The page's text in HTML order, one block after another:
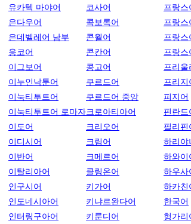
유카텍 마야어
은다우어
은데벨레어 남부
응코어
이그보어
이누인낙툰어
이눅티투트어
이눅티투트어 로마자
이도어
이디시어
이반어
이탈리아어
인구시어
인도네시아어
인터링구아어
코사어
콕보록어
콘월어
콘칸어
콩고어
쿠르드어
쿠르드어 중앙
크로아티아어
크리오어
크림어
크메르어
클링온어
키가어
키냐르완다어
키룬디어
프랑
프랑
프랑
프랑스
프리울
프리지
피지어
핀란드
필리핀
하리야
하와이
하우사
하카친
한국어
헝가리